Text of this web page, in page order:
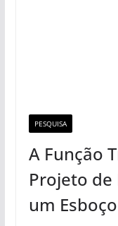
PESQUISA
A Função
Projeto de
um